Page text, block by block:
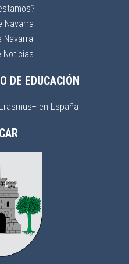
Navarra
Navarra
Noticias
DE EDUCACIÓN
en España